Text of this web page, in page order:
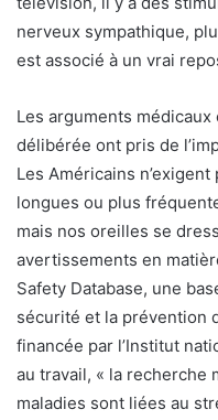
nerveux sympathique,
est associé à un vrai
Les arguments médicaux
délibérée ont pris de
Les Américains
longues ou plus
mais nos oreilles se
avertissements en
Safety Database, une
sécurité et la prévention
financée par l’Institut
au travail, « la recherche
maladies sont liées au